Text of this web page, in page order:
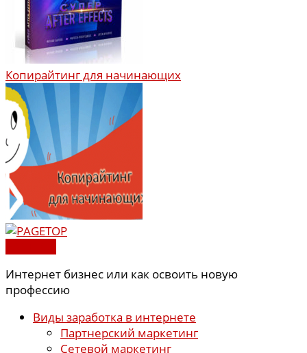
Копирайтинг для начинающих
Интернет бизнес или как освоить новую
профессию
Виды заработка в интернете
Партнерский маркетинг
Сетевой маркетинг